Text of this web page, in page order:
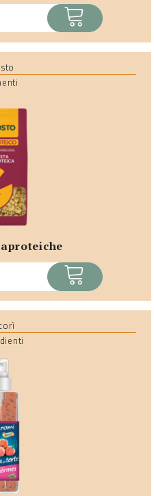
ACQUISTA
aproteiche
ACQUISTA